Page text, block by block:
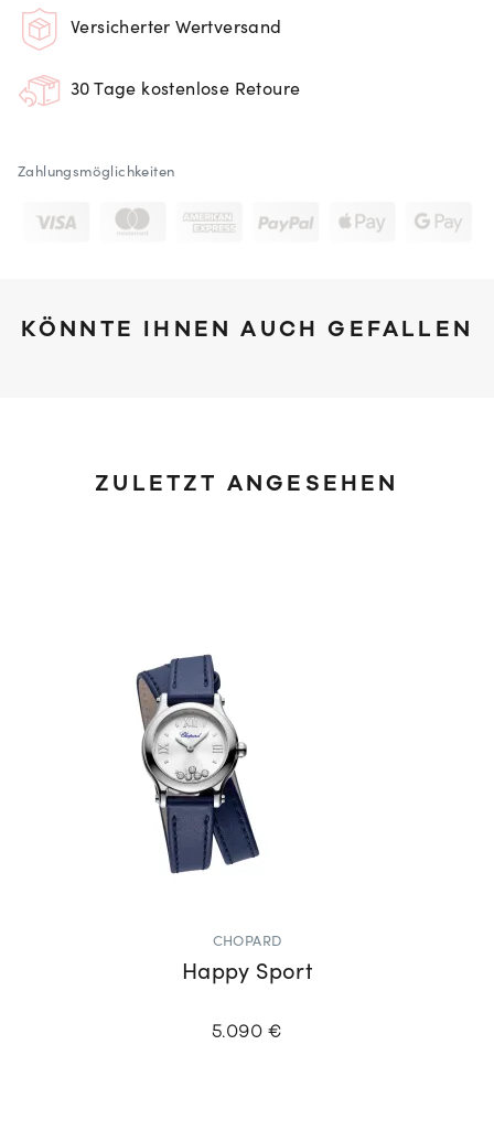
Versicherter Wertversand
30 Tage kostenlose Retoure
Zahlungsmöglichkeiten
KÖNNTE IHNEN AUCH GEFALLEN
ZULETZT ANGESEHEN
CHOPARD
Happy Sport
5.090 €